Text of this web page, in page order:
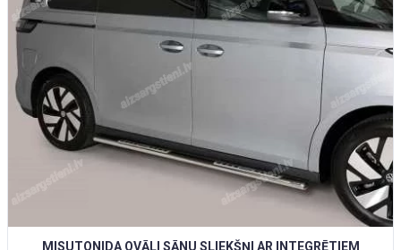
MISUTONIDA OVĀLI SĀNU SLIEKŠŅI AR INTEGRĒTIEM